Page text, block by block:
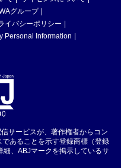
グループ
イバシーポリシー
Personal Information
サービスが、著作権者からコン
あることを示す登録商標（登録
、ABJマークを掲示しているサ